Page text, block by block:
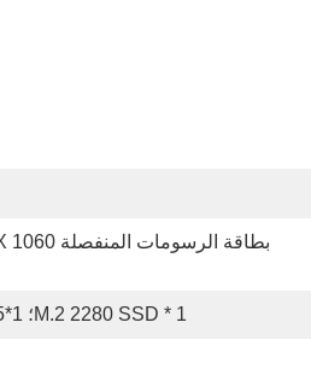
1 * M.2 2280 SSD؛ 1*2.5 بوصة ساتا HDD